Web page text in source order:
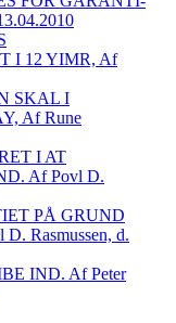
I 12 YIMR, Af
SKAL I
Af Rune
I AT
Af Povl D.
PÅ GRUND
Rasmussen, d.
IND. Af Peter